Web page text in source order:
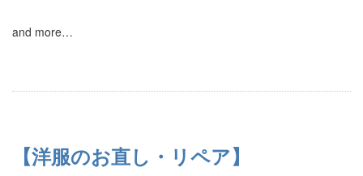
and more…
【洋服のお直し・リペア】